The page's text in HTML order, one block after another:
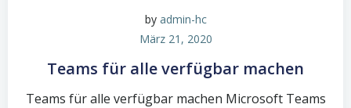
by admin-hc
März 21, 2020
Teams für alle verfügbar machen
Teams für alle verfügbar machen Microsoft Teams